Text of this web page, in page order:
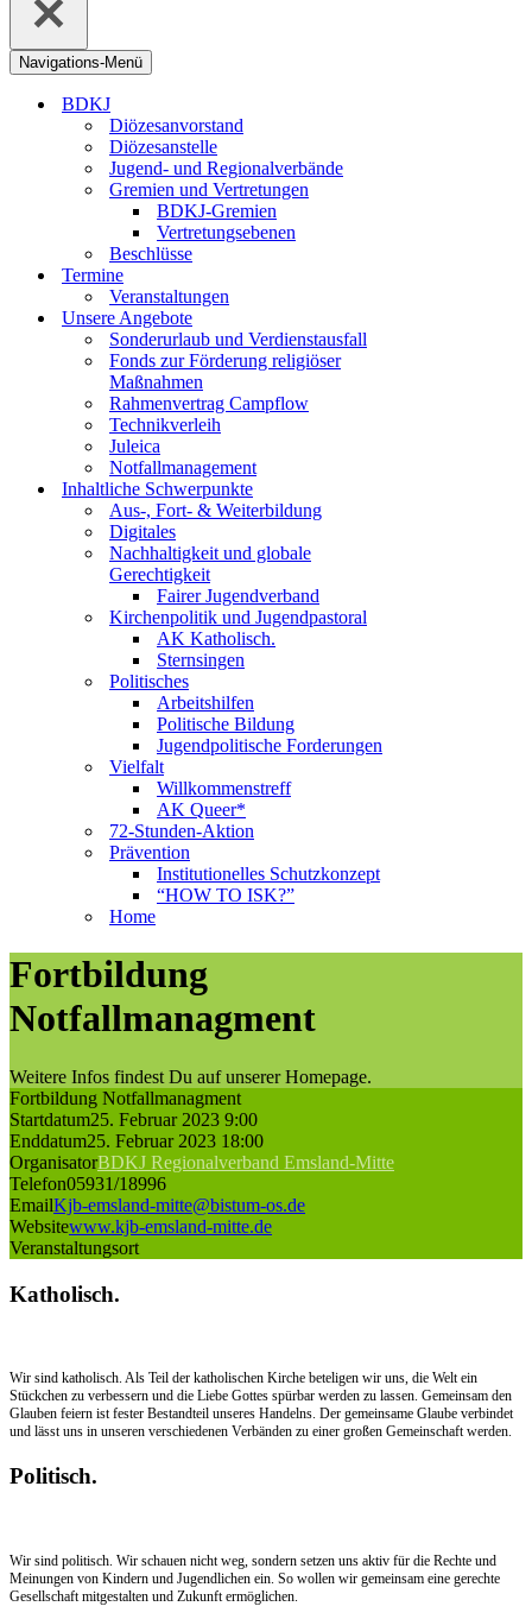
Navigations-Menü
BDKJ
Diözesanvorstand
Diözesanstelle
Jugend- und Regionalverbände
Gremien und Vertretungen
BDKJ-Gremien
Vertretungsebenen
Beschlüsse
Termine
Veranstaltungen
Unsere Angebote
Sonderurlaub und Verdienstausfall
Fonds zur Förderung religiöser
Maßnahmen
Rahmenvertrag Campflow
Technikverleih
Juleica
Notfallmanagement
Inhaltliche Schwerpunkte
Aus-, Fort- & Weiterbildung
Digitales
Nachhaltigkeit und globale
Gerechtigkeit
Fairer Jugendverband
Kirchenpolitik und Jugendpastoral
AK Katholisch.
Sternsingen
Politisches
Arbeitshilfen
Politische Bildung
Jugendpolitische Forderungen
Vielfalt
Willkommenstreff
AK Queer*
72-Stunden-Aktion
Prävention
Institutionelles Schutzkonzept
“HOW TO ISK?”
Home
Fortbildung
Notfallmanagment
Weitere Infos findest Du auf unserer Homepage.
Fortbildung Notfallmanagment
Startdatum25. Februar 2023 9:00
Enddatum25. Februar 2023 18:00
OrganisatorBDKJ Regionalverband Emsland-Mitte
Telefon05931/18996
EmailKjb-emsland-mitte@bistum-os.de
Websitewww.kjb-emsland-mitte.de
Veranstaltungsort
Katholisch.
Wir sind katholisch. Als Teil der katholischen Kirche beteligen wir uns, die Welt ein
Stückchen zu verbessern und die Liebe Gottes spürbar werden zu lassen. Gemeinsam den
Glauben feiern ist fester Bestandteil unseres Handelns. Der gemeinsame Glaube verbindet
und lässt uns in unseren verschiedenen Verbänden zu einer großen Gemeinschaft werden.
Politisch.
Wir sind politisch. Wir schauen nicht weg, sondern setzen uns aktiv für die Rechte und
Meinungen von Kindern und Jugendlichen ein. So wollen wir gemeinsam eine gerechte
Gesellschaft mitgestalten und Zukunft ermöglichen.